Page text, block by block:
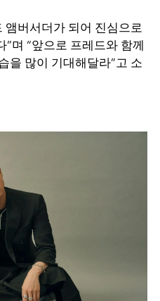
앰버서더가 되어 진심으로
며 “앞으로 프레드와 함께
을 많이 기대해달라”고 소